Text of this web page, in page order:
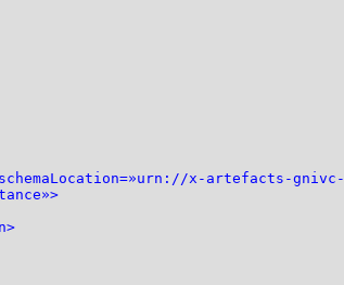
x-artefacts-gnivc-